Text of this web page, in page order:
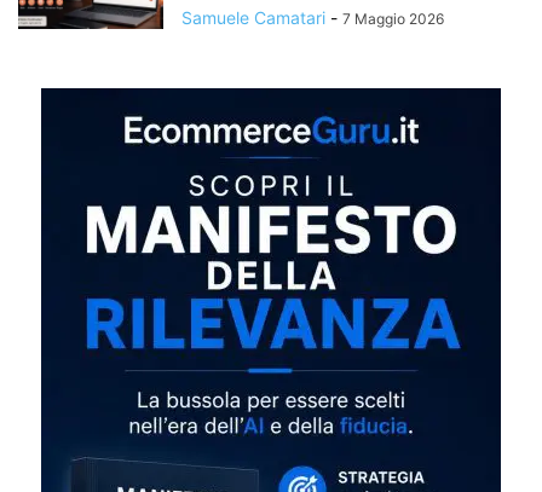
Samuele Camatari - 7 Maggio 2026